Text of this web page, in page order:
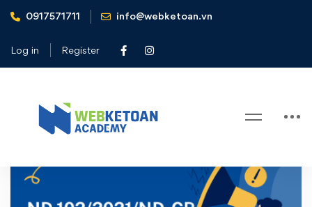
0917571711 info@webketoan.vn
Log in Register
Home xử phạt VPHC
Tag: xử phạt VPHC